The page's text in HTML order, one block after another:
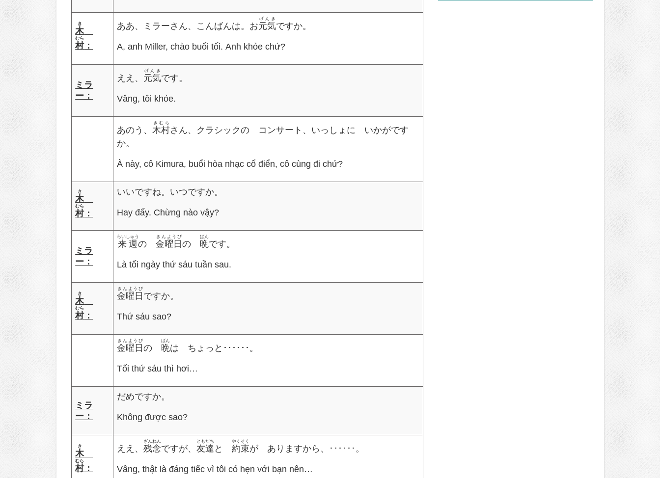
木
き
村
むら
：
ああ、ミラーさん、こんばんは。お元気
げんき
ですか。
A, anh Miller, chào buổi tối. Anh khỏe chứ?
ミラ
ー：
ええ、 元気
げんき
です。
Vâng, tôi khỏe.
あのう、木村
きむら
さん、クラシックの コンサート、いっしょに いかがです
か。
À này, cô Kimura, buổi hòa nhạc cổ điển, cô cùng đi chứ?
木
き
村
むら
：
いいですね。いつですか。
Hay đấy. Chừng nào vậy?
ミラ
ー：
来週
らいしゅう
の金曜日
きんようび
の 晩
ばん
です。
Là tối ngày thứ sáu tuần sau.
木
き
村
むら
：
金曜日
きんようび
ですか。
Thứ sáu sao?
金曜日
きんようび
の 晩
ばん
は ちょっと･･････。
Tối thứ sáu thì hơi…
ミラ
ー：
だめですか。
Không được sao?
木
き
村
むら
：
ええ、残念
ざんねん
ですが、友達
ともだち
と約束
やくそく
が ありますから、･･････。
Vâng, thật là đáng tiếc vì tôi có hẹn với bạn nên…